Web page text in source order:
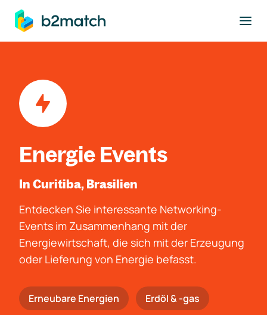
springen
Energie Events
In Curitiba, Brasilien
Entdecken Sie interessante Networking-
Events im Zusammenhang mit der
Energiewirtschaft, die sich mit der Erzeugung
oder Lieferung von Energie befasst.
Erneubare Energien Erdöl & -gas